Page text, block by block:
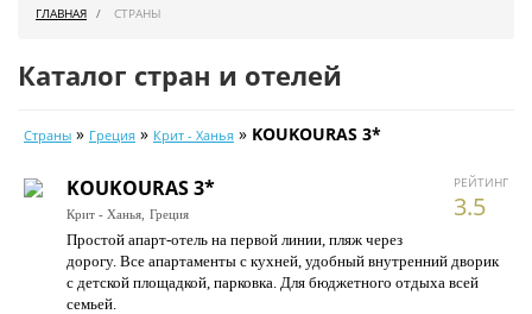
Календарь туров
Цены дня
Страны
Как купить
ГЛАВНАЯ СТРАНЫ
Каталог стран и отелей
Страны » Греция » Крит - Ханья » KOUKOURAS 3*
РЕЙТИНГ
3.5
KOUKOURAS 3*
Крит - Ханья, Греция
Простой апарт-отель на первой линии, пляж через
дорогу. Все апартаменты с кухней, удобный внутренний дворик
с детской площадкой, парковка. Для бюджетного отдыха всей
семьей.